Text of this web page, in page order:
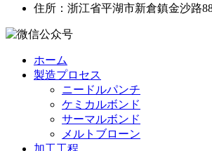
住所：浙江省平湖市新倉鎮金沙路88
ホーム
製造プロセス
ニードルパンチ
ケミカルボンド
サーマルボンド
メルトブローン
加工工程